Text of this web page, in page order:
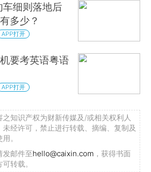
细则落地后
多少？
APP打开
要考英语粤语
APP打开
知识产权为财新传媒及/或相关权利人
经许可，禁止进行转载、摘编、复制及
。
发邮件至hello@caixin.com ，获得书面
转载。